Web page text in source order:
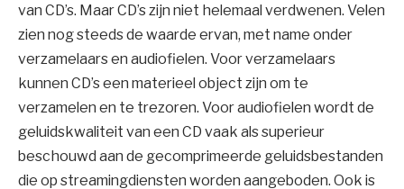
van CD’s. Maar CD’s zijn niet helemaal verdwenen. Velen
zien nog steeds de waarde ervan, met name onder
verzamelaars en audiofielen. Voor verzamelaars
kunnen CD’s een materieel object zijn om te
verzamelen en te trezoren. Voor audiofielen wordt de
geluidskwaliteit van een CD vaak als superieur
beschouwd aan de gecomprimeerde geluidsbestanden
die op streamingdiensten worden aangeboden. Ook is